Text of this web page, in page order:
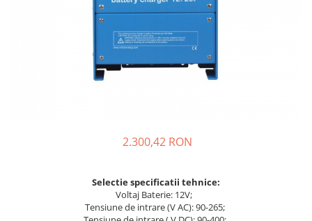
Sisteme de management (BMS)
Redresoare, incarcatoare si testere
Redresoare auto, moto, barci si
2.300,42 RON
Selectie specificatii tehnice:
Voltaj Baterie: 12V;
Tensiune de intrare (V AC): 90-265;